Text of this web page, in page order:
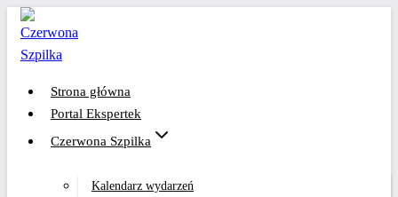
Przejdź
treści
Strona główna
Portal Ekspertek
Czerwona Szpilka
Kalendarz wydarzeń